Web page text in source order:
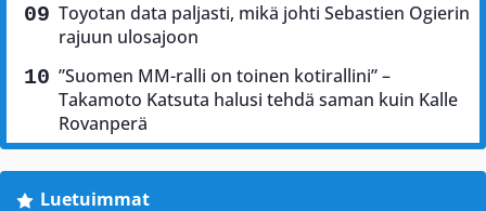
Toyotan data paljasti, mikä johti Sebastien Ogierin
rajuun ulosajoon
”Suomen MM-ralli on toinen kotirallini” –
Takamoto Katsuta halusi tehdä saman kuin Kalle
Rovanperä
Luetuimmat